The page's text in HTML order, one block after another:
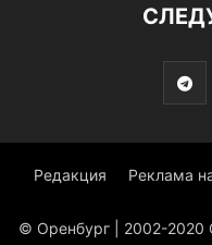
Редакция Реклама
© Оренбург | 2002-2020